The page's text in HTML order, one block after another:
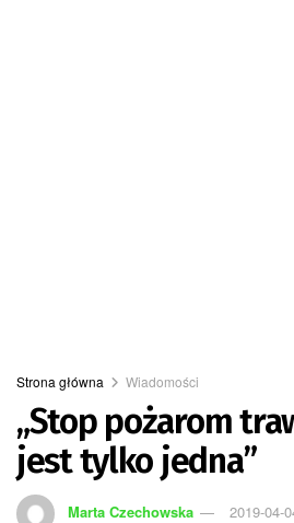
Strona główna Wiadomości
„Stop pożarom
jest tylko jedna”
Marta Czechowska 2019-04-